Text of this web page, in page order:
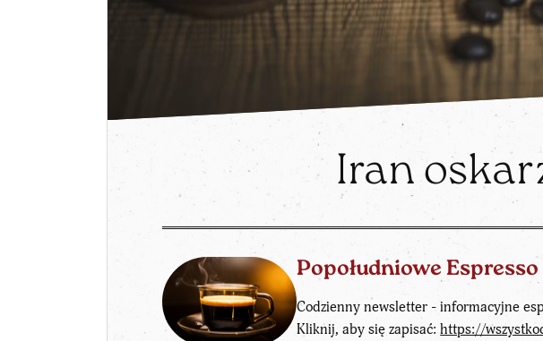
Iran
Popołudniowe Espresso
Codzienny newsletter - informacyjne
Kliknij, aby się zapisać:https://